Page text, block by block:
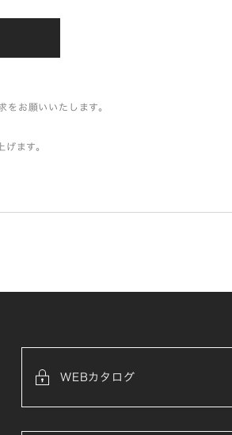
お願いいたします。
ます。
WEBカタログ